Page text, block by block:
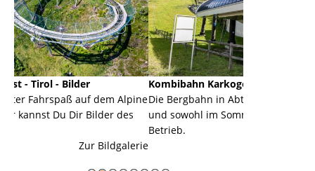
dem Alpine
des
Kombibahn Karkogel - Abtenau - Salzburg
Die Bergbahn in Abtenau ist eine Kombibahn
und sowohl im Sommer als auch im Winter in